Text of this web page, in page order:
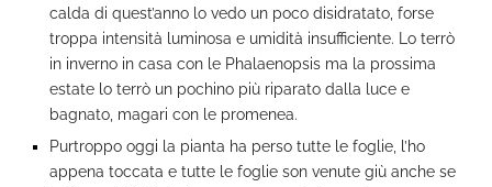
calda di quest’anno lo vedo un poco disidratato, forse
troppa intensità luminosa e umidità insufficiente. Lo terrò
in inverno in casa con le Phalaenopsis ma la prossima
estate lo terrò un pochino più riparato dalla luce e
bagnato, magari con le promenea.
Purtroppo oggi la pianta ha perso tutte le foglie, l’ho
appena toccata e tutte le foglie son venute giù anche se